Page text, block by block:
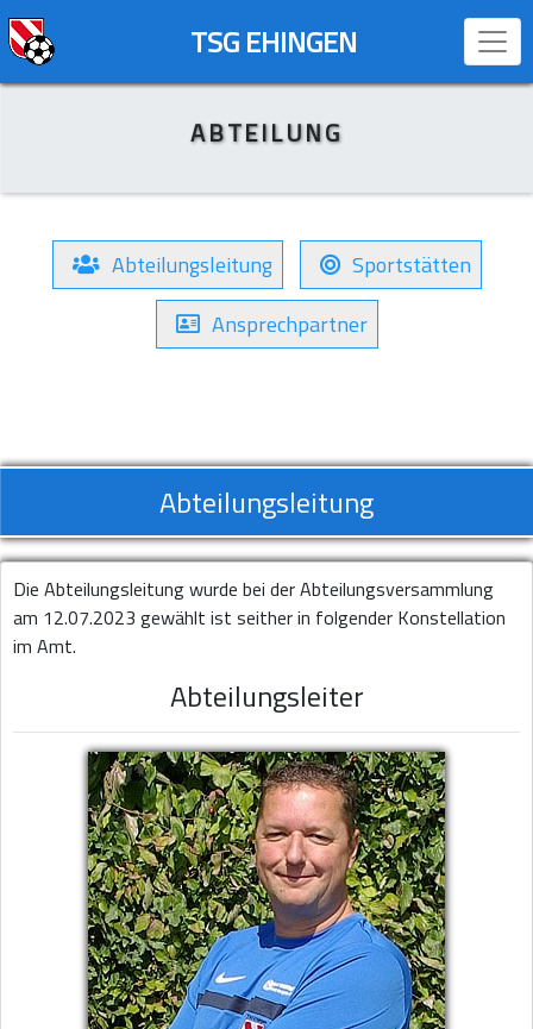
TSG EHINGEN
ABTEILUNG
Abteilungsleitung
Sportstätten
Ansprechpartner
Abteilungsleitung
Die Abteilungsleitung wurde bei der Abteilungsversammlung
am 12.07.2023 gewählt ist seither in folgender Konstellation
im Amt.
Abteilungsleiter